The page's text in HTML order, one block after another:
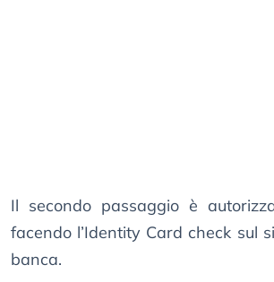
Il secondo passaggio è
facendo l’Identity Card check sul
banca.